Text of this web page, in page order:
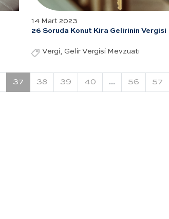
14 Mart 2023
26 Soruda Konut Kira Gelirinin Vergisi
Vergi, Gelir Vergisi Mevzuatı
37 38 39 40 ... 56 57